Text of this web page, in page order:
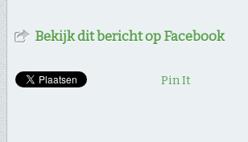
Bekijk dit bericht op Facebook
Pin It